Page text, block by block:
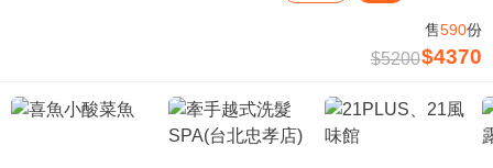
售590份
$5200$4370